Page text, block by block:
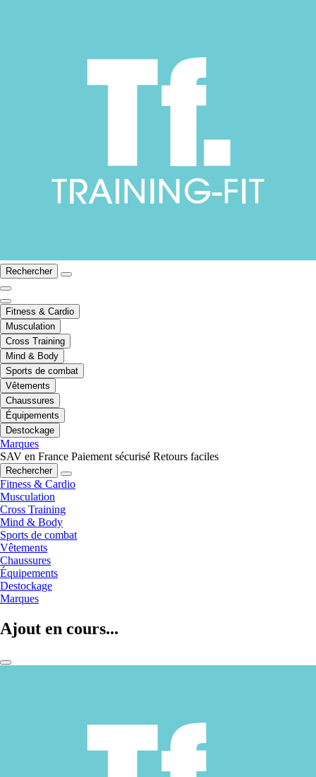
Rechercher
Fitness & Cardio
Musculation
Cross Training
Mind & Body
Sports de combat
Vêtements
Chaussures
Équipements
Destockage
Marques
SAV en France Paiement sécurisé Retours faciles
Rechercher
Fitness & Cardio
Musculation
Cross Training
Mind & Body
Sports de combat
Vêtements
Chaussures
Équipements
Destockage
Marques
Ajout en cours...